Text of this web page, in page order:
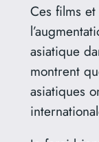
Ces films
asiatique
montrent
asiatiques